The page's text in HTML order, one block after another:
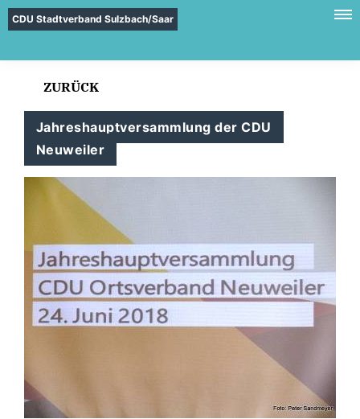
CDU Stadtverband Sulzbach/Saar
ZURÜCK
Jahreshauptversammlung der CDU
Neuweiler